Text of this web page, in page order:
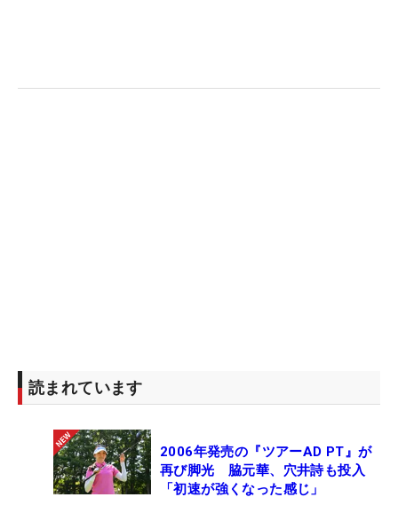
読まれています
2006年発売の『ツアーAD PT』が
再び脚光 脇元華、穴井詩も投入
「初速が強くなった感じ」